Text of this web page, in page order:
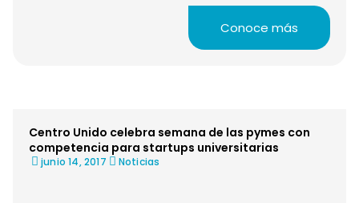
Conoce más
Centro Unido celebra semana de las pymes con
competencia para startups universitarias
junio 14, 2017 Noticias